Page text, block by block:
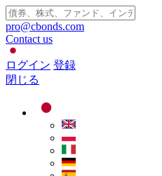
pro@cbonds.com
Contact us
ログイン 登録
閉じる